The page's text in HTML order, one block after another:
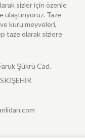
sizler için özenle
Taze
kuru meyveleri,
taze olarak sizlere
Şükrü Cad.